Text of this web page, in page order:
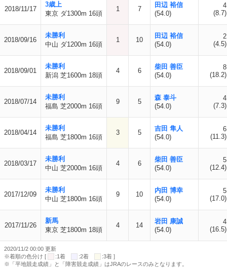
2018/11/17
3歳上
東京 ダ1300m 16頭
1 7
田辺 裕信
(54.0)
4
(8.7)
2018/09/16
未勝利
中山 ダ1200m 16頭
1 10
田辺 裕信
(54.0)
2
(4.5)
2018/09/01
未勝利
新潟 芝1600m 18頭
4 6
柴田 善臣
(54.0)
8
(18.2)
2018/07/14
未勝利
福島 芝2000m 16頭
9 5
森 泰斗
(54.0)
4
(7.3)
2018/04/14
未勝利
福島 芝1800m 16頭
3 5
吉田 隼人
(54.0)
6
(11.3)
2018/03/17
未勝利
中山 芝2000m 16頭
4 6
柴田 善臣
(54.0)
5
(12.4)
2017/12/09
未勝利
中山 芝1800m 16頭
9 10
内田 博幸
(54.0)
5
(17.0)
2017/11/26
新馬
東京 芝1800m 18頭
4 14
岩田 康誠
(54.0)
4
(16.5)
2020/11/2 00:00 更新
※着順の色分け [
:1着 :2着
:3着 ]
※「平地競走成績」と「障害競走成績」はJRAのレースのみとなります。